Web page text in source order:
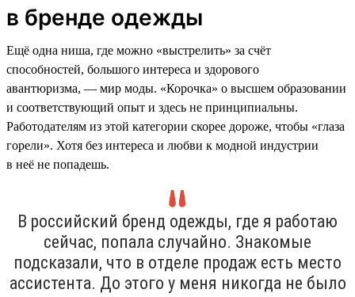
в бренде одежды
Ещё одна ниша, где можно «выстрелить» за счёт
способностей, большого интереса и здорового
авантюризма, — мир моды. «Корочка» о высшем образовании
и соответствующий опыт и здесь не принципиальны.
Работодателям из этой категории скорее дороже, чтобы «глаза
горели». Хотя без интереса и любви к модной индустрии
в неё не попадешь.
В российский бренд одежды, где я работаю
сейчас, попала случайно. Знакомые
подсказали, что в отделе продаж есть место
ассистента. До этого у меня никогда не было